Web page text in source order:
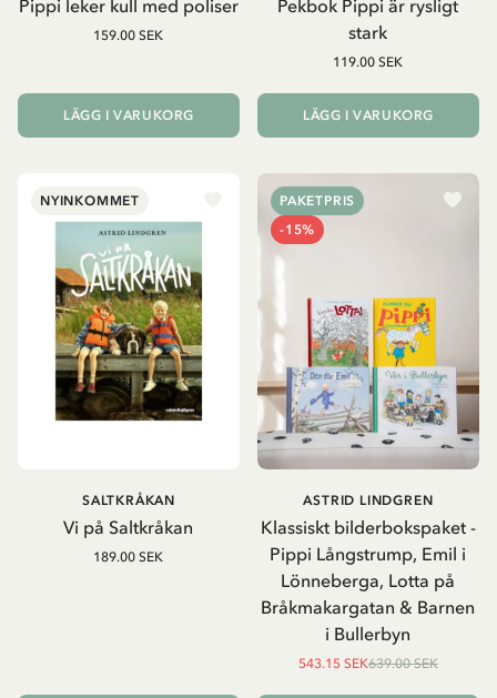
Pippi leker kull med poliser
159.00 SEK
LÄGG I VARUKORG
Pekbok Pippi är rysligt
stark
119.00 SEK
LÄGG I VARUKORG
NYINKOMMET
Vi på Saltkråkan
SALTKRÅKAN
189.00 SEK
PAKETPRIS
-15%
Klassiskt bilderbokspaket -
Pippi Långstrump, Emil i
Lönneberga, Lotta på
Bråkmakargatan & Barnen
i Bullerbyn
ASTRID LINDGREN
543.15 SEK639.00 SEK